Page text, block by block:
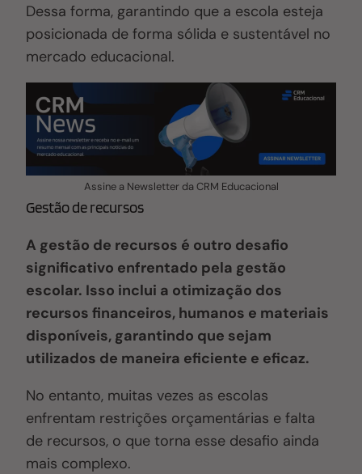
Dessa forma, garantindo que a escola esteja
posicionada de forma sólida e sustentável no
mercado educacional.
Assine a Newsletter da CRM Educacional
Gestão de recursos
A gestão de recursos é outro desafio
significativo enfrentado pela gestão
escolar. Isso inclui a otimização dos
recursos financeiros, humanos e materiais
disponíveis, garantindo que sejam
utilizados de maneira eficiente e eficaz.
No entanto, muitas vezes as escolas
enfrentam restrições orçamentárias e falta
de recursos, o que torna esse desafio ainda
mais complexo.